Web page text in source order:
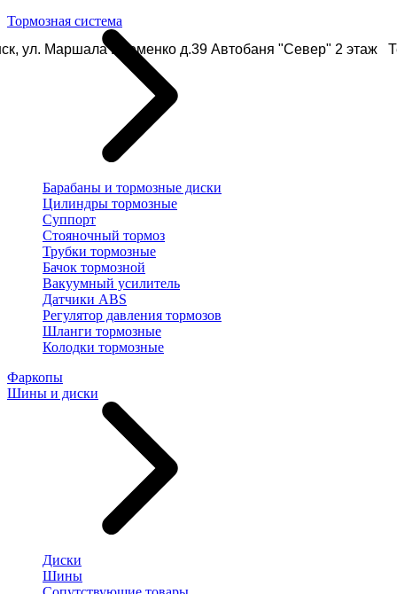
ул. Маршала Еременко д.39 Автобаня "Север" 2 этаж
Тормозная система
Барабаны и тормозные диски
Цилиндры тормозные
Суппорт
Стояночный тормоз
Трубки тормозные
Бачок тормозной
Вакуумный усилитель
Датчики ABS
Регулятор давления тормозов
Шланги тормозные
Колодки тормозные
Фаркопы
Шины и диски
Диски
Шины